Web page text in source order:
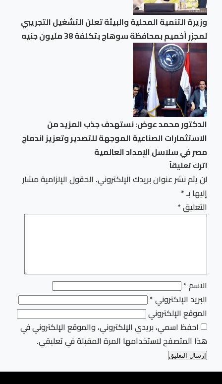
وزيرة التنمية المحلية والبيئة تعلن التشغيل التجريبي
لمجزر أخميم بمحافظة سوهاج بتكلفة 38 مليون جنيه
الدكتور محمد عوض: نستهدف جذب المزيد من
الاستثمارات الصناعية الموجهة للتصدير وتعزيز اندماج
مصر في سلاسل الإمداد العالمية
اترك تعليقاً
لن يتم نشر عنوان بريدك الإلكتروني. الحقول الإلزامية مشار
إليها بـ*
التعليق*
الاسم*
البريد الإلكتروني*
الموقع الإلكتروني
احفظ اسمي، بريدي الإلكتروني، والموقع الإلكتروني في
هذا المتصفح لاستخدامها المرة المقبلة في تعليقي.